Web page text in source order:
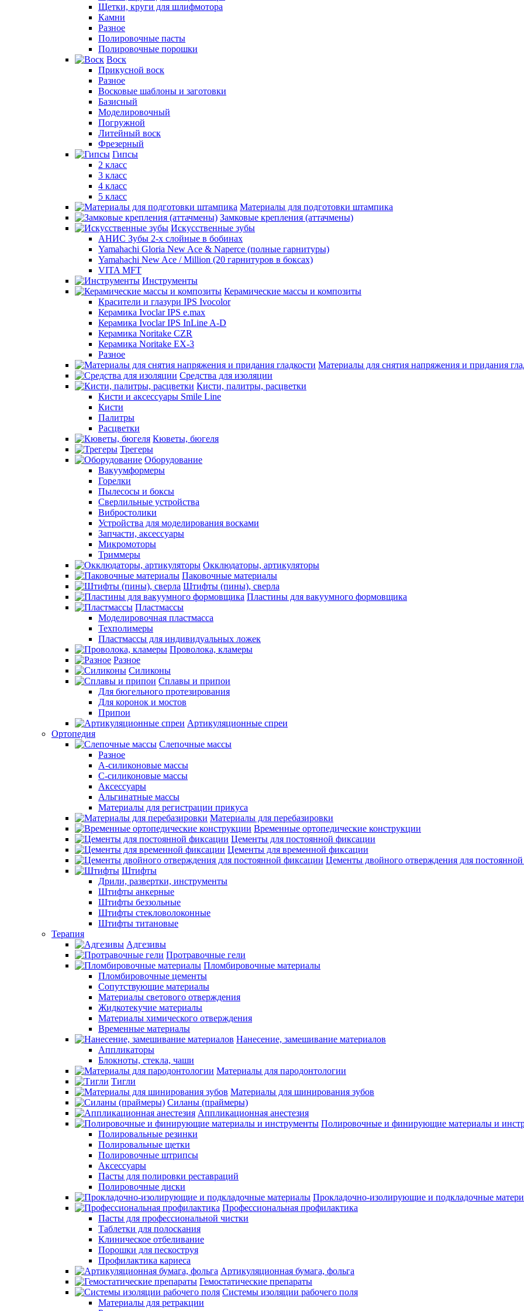
Щетки, круги для шлифмотора
Камни
Разное
Полировочные пасты
Полировочные порошки
Воск
Прикусной воск
Разное
Восковые шаблоны и заготовки
Базисный
Моделировочный
Погружной
Литейный воск
Фрезерный
Гипсы
2 класс
3 класс
4 класс
5 класс
Материалы для подготовки штампика
Замковые крепления (аттачмены)
Искусственные зубы
АНИС Зубы 2-х слойные в бобинах
Yamahachi Gloria New Ace & Naperce (полные гарнитуры)
Yamahachi New Ace / Million (20 гарнитуров в боксах)
VITA MFT
Инструменты
Керамические массы и композиты
Красители и глазури IPS Ivocolor
Керамика Ivoclar IPS e.max
Керамика Ivoclar IPS InLine A-D
Керамика Noritake CZR
Керамика Noritake EX-3
Разное
Материалы для снятия напряжения и придания
Средства для изоляции
Кисти, палитры, расцветки
Кисти и аксессуары Smile Line
Кисти
Палитры
Расцветки
Кюветы, бюгеля
Трегеры
Оборудование
Вакуумформеры
Горелки
Пылесосы и боксы
Сверлильные устройства
Вибростолики
Устройства для моделирования восками
Запчасти, аксессуары
Микромоторы
Триммеры
Окклюдаторы, артикуляторы
Паковочные материалы
Штифты (пины), сверла
Пластины для вакуумного формовщика
Пластмассы
Моделировочная пластмасса
Техполимеры
Пластмассы для индивидуальных ложек
Проволока, кламеры
Разное
Силиконы
Сплавы и припои
Для бюгельного протезирования
Для коронок и мостов
Припои
Артикуляционные спреи
Ортопедия
Слепочные массы
Разное
А-силиконовые массы
С-силиконовые массы
Аксессуары
Альгинатные массы
Материалы для регистрации прикуса
Материалы для перебазировки
Временные ортопедические конструкции
Цементы для постоянной фиксации
Цементы для временной фиксации
Цементы двойного отверждения для
Штифты
Дрили, развертки, инструменты
Штифты анкерные
Штифты беззольные
Штифты стекловолоконные
Штифты титановые
Терапия
Адгезивы
Протравочные гели
Пломбировочные материалы
Пломбировочные цементы
Сопутствующие материалы
Материалы светового отверждения
Жидкотекучие материалы
Материалы химического отверждения
Временные материалы
Нанесение, замешивание материалов
Аппликаторы
Блокноты, стекла, чаши
Материалы для пародонтологии
Тигли
Материалы для шинирования зубов
Силаны (праймеры)
Аппликационная анестезия
Полировочные и финирующие материалы и
Полировальные резинки
Полировальные щетки
Полировочные штрипсы
Аксессуары
Пасты для полировки реставраций
Полировочные диски
Прокладочно-изолирующие и подкладочные
Профессиональная профилактика
Пасты для профессиональной чистки
Таблетки для полоскания
Клиническое отбеливание
Порошки для пескоструя
Профилактика кариеса
Артикуляционная бумага, фольга
Гемостатические препараты
Системы изоляции рабочего поля
Материалы для ретракции